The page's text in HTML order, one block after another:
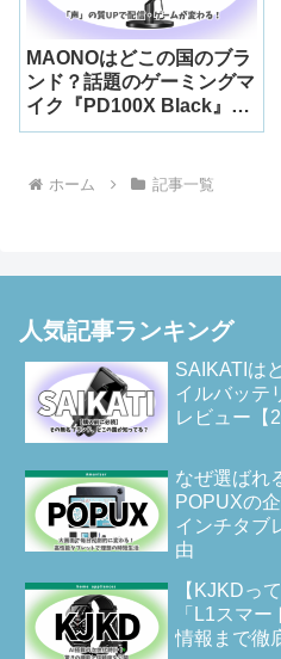
MAONOはどこの国のブラ
ンド？話題のゲーミングマ
イク『PD100X Black』の
特徴・評判・企業情報を徹
ホーム 記事一覧
人気記事ランキング
SAIKATIは
イルバッテ
レビュー【
なぜ選ばれ
POPUXの
インチタブ
由
【KJKDっ
「L1スマ
情報まで徹